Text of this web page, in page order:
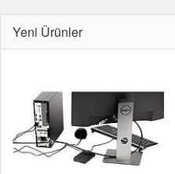
Yeni Ürünler